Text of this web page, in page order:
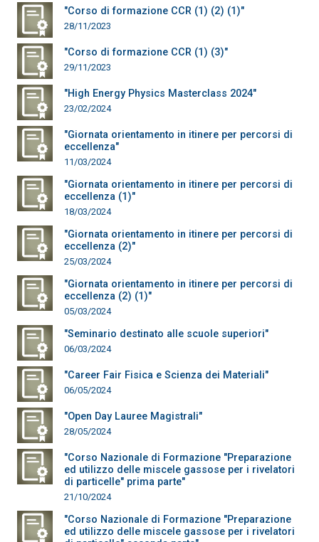
"Corso di formazione CCR (1) (2) (1)"
28/11/2023
"Corso di formazione CCR (1) (3)"
29/11/2023
"High Energy Physics Masterclass 2024"
23/02/2024
"Giornata orientamento in itinere per percorsi di
eccellenza"
11/03/2024
"Giornata orientamento in itinere per percorsi di
eccellenza (1)"
18/03/2024
"Giornata orientamento in itinere per percorsi di
eccellenza (2)"
25/03/2024
"Giornata orientamento in itinere per percorsi di
eccellenza (2) (1)"
05/03/2024
"Seminario destinato alle scuole superiori"
06/03/2024
"Career Fair Fisica e Scienza dei Materiali"
06/05/2024
"Open Day Lauree Magistrali"
28/05/2024
"Corso Nazionale di Formazione "Preparazione
ed utilizzo delle miscele gassose per i rivelatori
di particelle" prima parte"
21/10/2024
"Corso Nazionale di Formazione "Preparazione
ed utilizzo delle miscele gassose per i rivelatori